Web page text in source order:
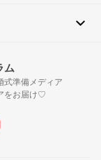
ム
式準備メディア
をお届け♡